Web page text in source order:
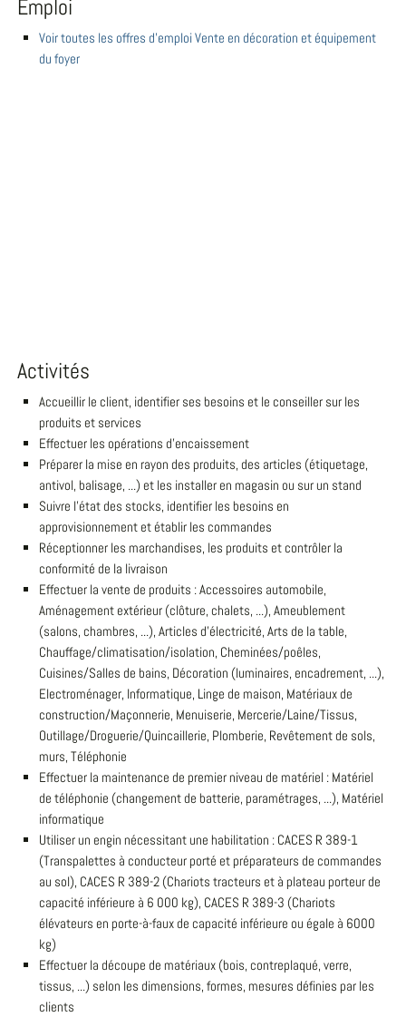
Emploi
Voir toutes les offres d'emploi Vente en décoration et équipement
du foyer
Activités
Accueillir le client, identifier ses besoins et le conseiller sur les
produits et services
Effectuer les opérations d'encaissement
Préparer la mise en rayon des produits, des articles (étiquetage,
antivol, balisage, ...) et les installer en magasin ou sur un stand
Suivre l'état des stocks, identifier les besoins en
approvisionnement et établir les commandes
Réceptionner les marchandises, les produits et contrôler la
conformité de la livraison
Effectuer la vente de produits : Accessoires automobile,
Aménagement extérieur (clôture, chalets, ...), Ameublement
(salons, chambres, ...), Articles d'électricité, Arts de la table,
Chauffage/climatisation/isolation, Cheminées/poêles,
Cuisines/Salles de bains, Décoration (luminaires, encadrement, ...),
Electroménager, Informatique, Linge de maison, Matériaux de
construction/Maçonnerie, Menuiserie, Mercerie/Laine/Tissus,
Outillage/Droguerie/Quincaillerie, Plomberie, Revêtement de sols,
murs, Téléphonie
Effectuer la maintenance de premier niveau de matériel : Matériel
de téléphonie (changement de batterie, paramétrages, ...), Matériel
informatique
Utiliser un engin nécessitant une habilitation : CACES R 389-1
(Transpalettes à conducteur porté et préparateurs de commandes
au sol), CACES R 389-2 (Chariots tracteurs et à plateau porteur de
capacité inférieure à 6 000 kg), CACES R 389-3 (Chariots
élévateurs en porte-à-faux de capacité inférieure ou égale à 6000
kg)
Effectuer la découpe de matériaux (bois, contreplaqué, verre,
tissus, ...) selon les dimensions, formes, mesures définies par les
clients